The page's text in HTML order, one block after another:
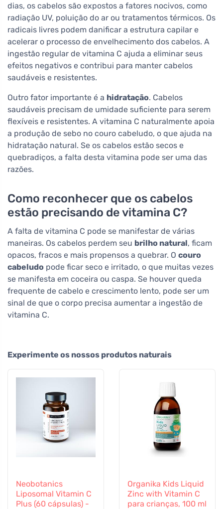
dias, os cabelos são expostos a fatores nocivos, como
radiação UV, poluição do ar ou tratamentos térmicos. Os
radicais livres podem danificar a estrutura capilar e
acelerar o processo de envelhecimento dos cabelos. A
ingestão regular de vitamina C ajuda a eliminar seus
efeitos negativos e contribui para manter cabelos
saudáveis e resistentes.
Outro fator importante é a hidratação. Cabelos
saudáveis precisam de umidade suficiente para serem
flexíveis e resistentes. A vitamina C naturalmente apoia
a produção de sebo no couro cabeludo, o que ajuda na
hidratação natural. Se os cabelos estão secos e
quebradiços, a falta desta vitamina pode ser uma das
razões.
Como reconhecer que os cabelos
estão precisando de vitamina C?
A falta de vitamina C pode se manifestar de várias
maneiras. Os cabelos perdem seu brilho natural, ficam
opacos, fracos e mais propensos a quebrar. O couro
cabeludo pode ficar seco e irritado, o que muitas vezes
se manifesta em coceira ou caspa. Se houver queda
frequente de cabelo e crescimento lento, pode ser um
sinal de que o corpo precisa aumentar a ingestão de
vitamina C.
Experimente os nossos produtos naturais
Neobotanics
Liposomal Vitamin C
Plus (60 cápsulas) -
Organika Kids Liquid
Zinc with Vitamin C
para crianças, 100 ml